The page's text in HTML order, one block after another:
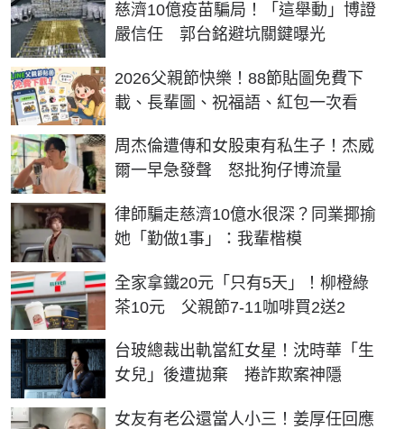
慈濟10億疫苗騙局！「這舉動」博證
嚴信任 郭台銘避坑關鍵曝光
2026父親節快樂！88節貼圖免費下
載、長輩圖、祝福語、紅包一次看
周杰倫遭傳和女股東有私生子！杰威
爾一早急發聲 怒批狗仔博流量
律師騙走慈濟10億水很深？同業揶揄
她「勤做1事」：我輩楷模
全家拿鐵20元「只有5天」！柳橙綠
茶10元 父親節7-11咖啡買2送2
台玻總裁出軌當紅女星！沈時華「生
女兒」後遭拋棄 捲詐欺案神隱
女友有老公還當人小三！姜厚任回應